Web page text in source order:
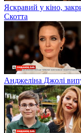
Яскравий у кіно,
Скотта
Анджеліна Джолі